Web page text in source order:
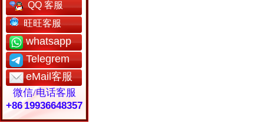
QQ 客服
旺旺客服
whatsapp
Telegrem
eMail客服
微信/电话客服
+86 19936648357